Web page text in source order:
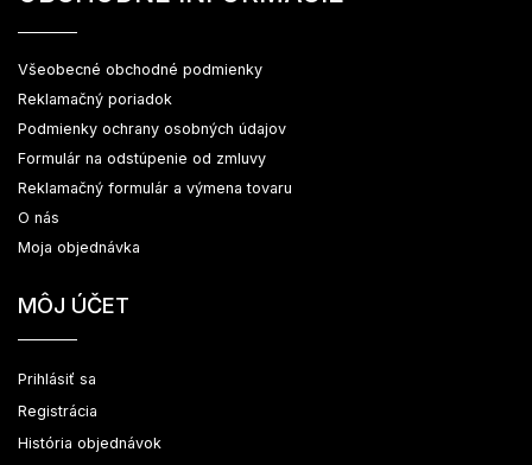
Všeobecné obchodné podmienky
Reklamačný poriadok
Podmienky ochrany osobných údajov
Formulár na odstúpenie od zmluvy
Reklamačný formulár a výmena tovaru
O nás
Moja objednávka
MÔJ ÚČET
Prihlásiť sa
Registrácia
História objednávok